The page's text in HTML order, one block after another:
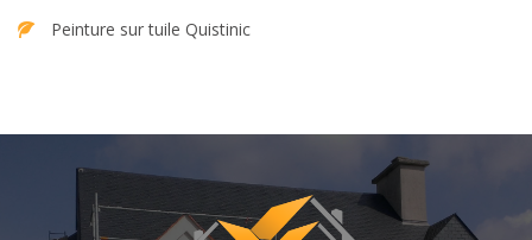
Peinture sur tuile Quistinic